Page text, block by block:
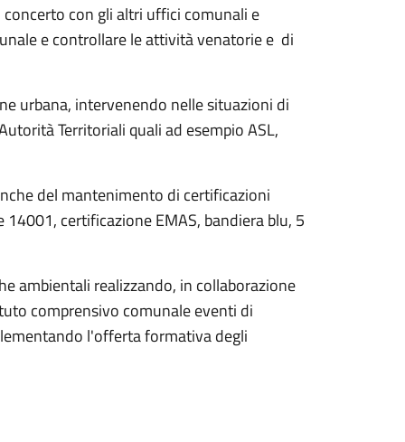
con gli altri uffici comunali e
e controllare le attività venatorie e di
urbana, intervenendo nelle situazioni di
Territoriali quali ad esempio ASL,
del mantenimento di certificazioni
certificazione EMAS, bandiera blu, 5
ambientali realizzando, in collaborazione
comprensivo comunale eventi di
l'offerta formativa degli